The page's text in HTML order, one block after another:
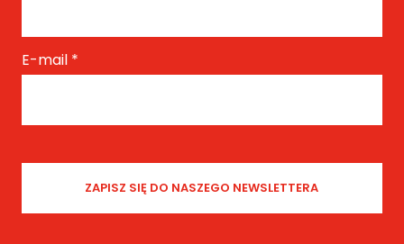
E-mail *